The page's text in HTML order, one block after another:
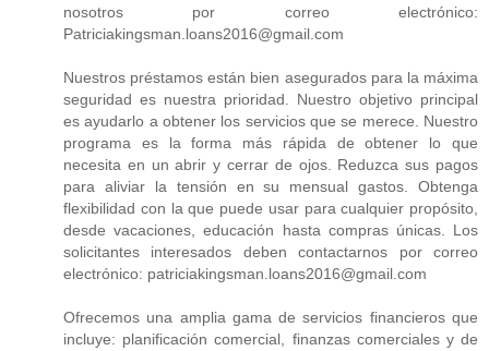
nosotros por correo electrónico:
Patriciakingsman.loans2016@gmail.com
Nuestros préstamos están bien asegurados para la máxima
seguridad es nuestra prioridad. Nuestro objetivo principal
es ayudarlo a obtener los servicios que se merece. Nuestro
programa es la forma más rápida de obtener lo que
necesita en un abrir y cerrar de ojos. Reduzca sus pagos
para aliviar la tensión en su mensual gastos. Obtenga
flexibilidad con la que puede usar para cualquier propósito,
desde vacaciones, educación hasta compras únicas. Los
solicitantes interesados ​​deben contactarnos por correo
electrónico: patriciakingsman.loans2016@gmail.com
Ofrecemos una amplia gama de servicios financieros que
incluye: planificación comercial, finanzas comerciales y de